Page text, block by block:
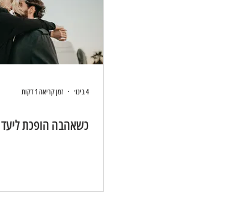
4 בינו׳ זמן קריאה 1 דקות
כשאהבה הופכת ליעד